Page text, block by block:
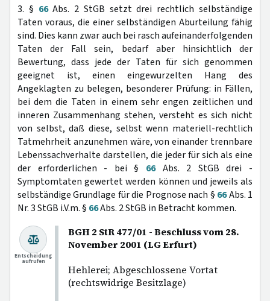
3. § 66Abs. 2 StGB setzt drei rechtlich selbständige
Taten voraus, die einer selbständigen Aburteilung fähig
sind. Dies kann zwar auch bei rasch aufeinanderfolgenden
Taten der Fall sein, bedarf aber hinsichtlich der
Bewertung, dass jede der Taten für sich genommen
geeignet ist, einen eingewurzelten Hang des
Angeklagten zu belegen, besonderer Prüfung: in Fällen,
bei dem die Taten in einem sehr engen zeitlichen und
inneren Zusammenhang stehen, versteht es sich nicht
von selbst, daß diese, selbst wenn materiell-rechtlich
Tatmehrheit anzunehmen wäre, von einander trennbare
Lebenssachverhalte darstellen, die jeder für sich als eine
der erforderlichen - bei § 66Abs. 2 StGB drei -
Symptomtaten gewertet werden können und jeweils als
selbständige Grundlage für die Prognose nach § 66Abs. 1
Nr. 3 StGB i.V.m. § 66Abs. 2 StGB in Betracht kommen.
BGH 2 StR 477/01 - Beschluss vom 28.
November 2001 (LG Erfurt)
Hehlerei; Abgeschlossene Vortat
(rechtswidrige Besitzlage)
Entscheidung
aufrufen